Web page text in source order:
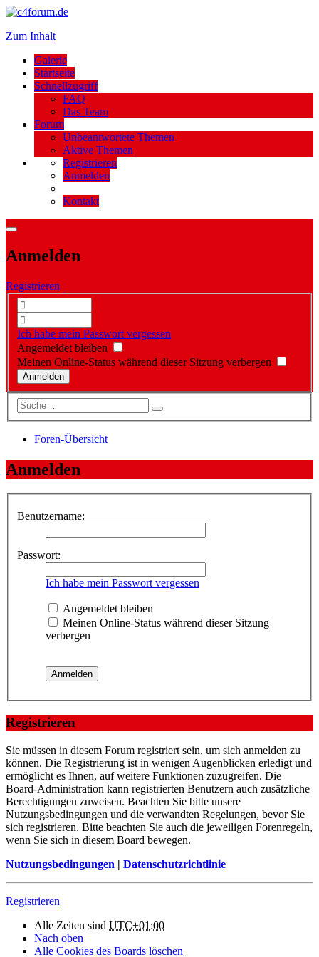
Zum Inhalt
Galerie
Startseite
Schnellzugriff
FAQ
Das Team
Forum
Unbeantwortete Themen
Aktive Themen
Registrieren
Anmelden
Kontakt
Anmelden
Registrieren
Ich habe mein Passwort vergessen
Angemeldet bleiben
Meinen Online-Status während dieser Sitzung verbergen
Foren-Übersicht
Anmelden
Benutzername:
Passwort:
Ich habe mein Passwort vergessen
Angemeldet bleiben
Meinen Online-Status während dieser Sitzung
verbergen
Registrieren
Sie müssen in diesem Forum registriert sein, um sich anmelden zu
können. Die Registrierung ist in wenigen Augenblicken erledigt und
ermöglicht es Ihnen, auf weitere Funktionen zuzugreifen. Die
Board-Administration kann registrierten Benutzern auch zusätzliche
Berechtigungen zuweisen. Beachten Sie bitte unsere
Nutzungsbedingungen und die verwandten Regelungen, bevor Sie
sich registrieren. Bitte beachten Sie auch die jeweiligen Forenregeln,
wenn Sie sich in diesem Board bewegen.
Nutzungsbedingungen | Datenschutzrichtlinie
Registrieren
Alle Zeiten sind UTC+01:00
Nach oben
Alle Cookies des Boards löschen